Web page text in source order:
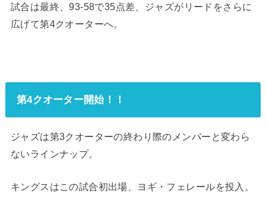
試合は最終、93-58で35点差、ジャズがリードをさらに
広げて第4クオーターへ。
第4クオーター開始！！
ジャズは第3クオーターの終わり際のメンバーと変わら
ないラインナップ。
キングスはこの試合初出場、ヨギ・フェレールを投入。